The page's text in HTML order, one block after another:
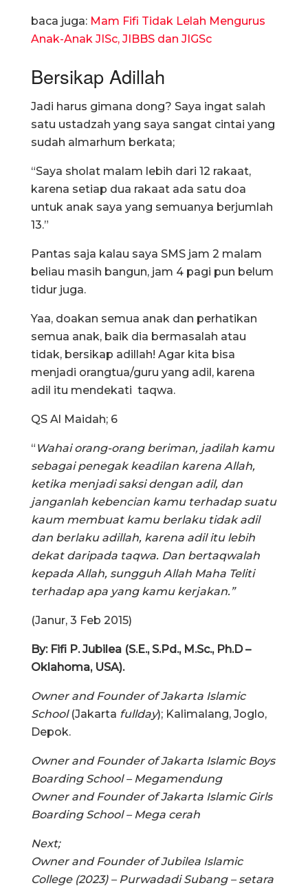
baca juga: Mam Fifi Tidak Lelah Mengurus
Anak-Anak JISc, JIBBS dan JIGSc
Bersikap Adillah
Jadi harus gimana dong? Saya ingat salah
satu ustadzah yang saya sangat cintai yang
sudah almarhum berkata;
“Saya sholat malam lebih dari 12 rakaat,
karena setiap dua rakaat ada satu doa
untuk anak saya yang semuanya berjumlah
13.”
Pantas saja kalau saya SMS jam 2 malam
beliau masih bangun, jam 4 pagi pun belum
tidur juga.
Yaa, doakan semua anak dan perhatikan
semua anak, baik dia bermasalah atau
tidak, bersikap adillah! Agar kita bisa
menjadi orangtua/guru yang adil, karena
adil itu mendekati taqwa.
QS Al Maidah; 6
“ Wahai orang-orang beriman, jadilah kamu
sebagai penegak keadilan karena Allah,
ketika menjadi saksi dengan adil, dan
janganlah kebencian kamu terhadap suatu
kaum membuat kamu berlaku tidak adil
dan berlaku adillah, karena adil itu lebih
dekat daripada taqwa. Dan bertaqwalah
kepada Allah, sungguh Allah Maha Teliti
terhadap apa yang kamu kerjakan.”
(Janur, 3 Feb 2015)
By: Fifi P. Jubilea (S.E., S.Pd., M.Sc., Ph.D –
Oklahoma, USA).
Owner and Founder of Jakarta Islamic
School (Jakarta fullday); Kalimalang, Joglo,
Depok.
Owner and Founder of Jakarta Islamic Boys
Boarding School – Megamendung
Owner and Founder of Jakarta Islamic Girls
Boarding School – Mega cerah
Next;
Owner and Founder of Jubilea Islamic
College (2023) – Purwadadi Subang – setara